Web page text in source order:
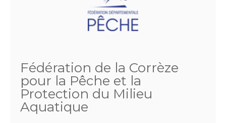
Fédération de la Corrèze
pour la Pêche et la
Protection du Milieu
Aquatique